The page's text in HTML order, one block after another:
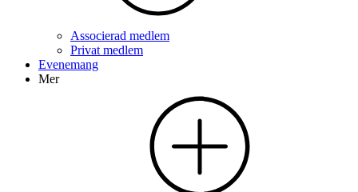
Associerad medlem
Privat medlem
Evenemang
Mer